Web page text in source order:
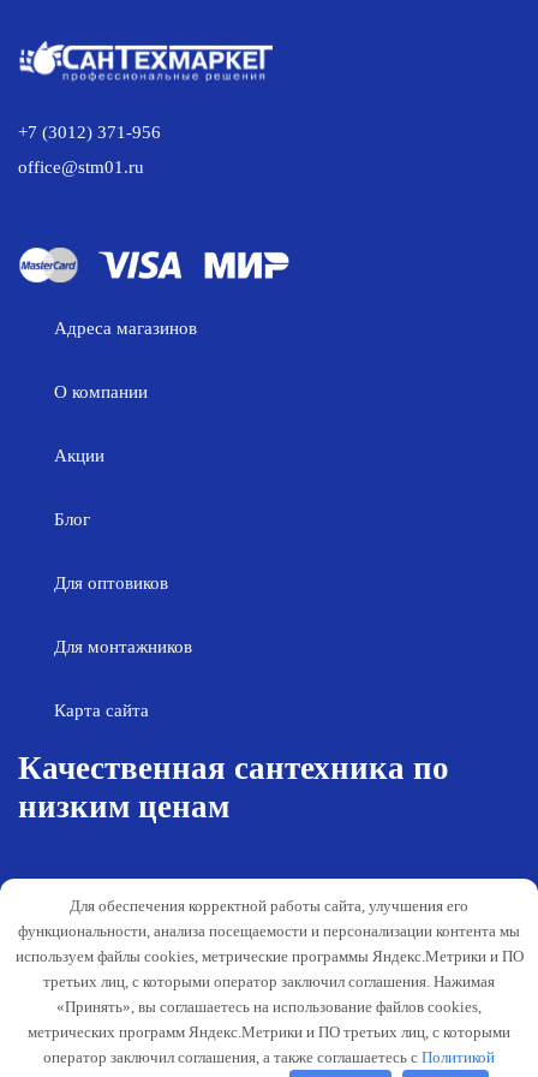
+7 (3012) 371-956
office@stm01.ru
Адреса магазинов
О компании
Акции
Блог
Для оптовиков
Для монтажников
Карта сайта
Качественная сантехника по
низким ценам
Гарантия и обслуживание
Публичная оферта
данных
Способы оплаты
Согласование деятельности
Для обеспечения корректной работы сайта, улучшения его
функциональности, анализа посещаемости и персонализации контента мы
используем файлы cookies, метрические программы Яндекс.Метрики и ПО
третьих лиц, с которыми оператор заключил соглашения. Нажимая
«Принять», вы соглашаетесь на использование файлов cookies,
метрических программ Яндекс.Метрики и ПО третьих лиц, с которыми
оператор заключил соглашения, а также соглашаетесь с Политикой